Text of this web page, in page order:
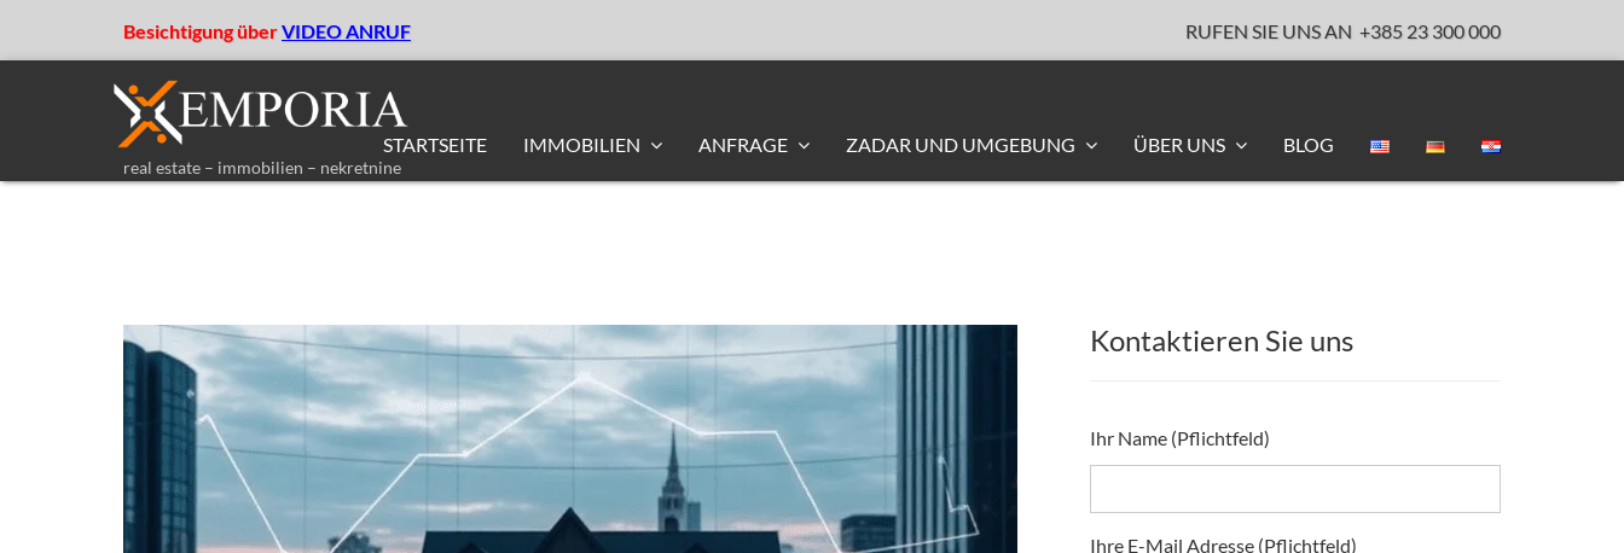
Besichtigung überVIDEO ANRUF RUFEN SIE UNS AN +385 23 300 000
real estate – immobilien – nekretnine
STARTSEITE IMMOBILIEN ANFRAGE ZADAR UND UMGEBUNG ÜBER UNS BLOG
Kontaktieren Sie uns
Ihr Name (Pflichtfeld)
Ihre E-Mail Adresse (Pflichtfeld)